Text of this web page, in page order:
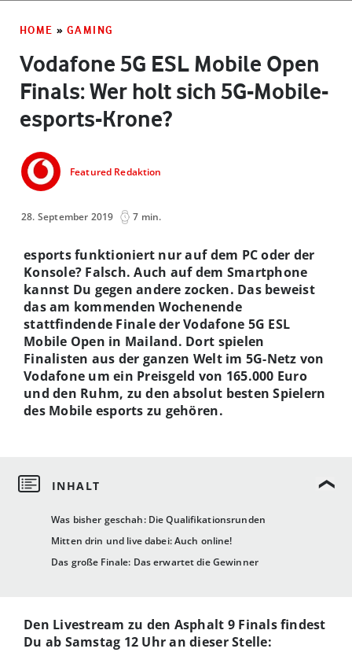
HOME » GAMING
Vodafone 5G ESL Mobile Open
Finals: Wer holt sich 5G-Mobile-
esports-Krone?
Featured Redaktion
28. September 2019 7 min.
Was bisher geschah: Die Qualifikationsrunden
Mitten drin und live dabei: Auch online!
Das große Finale: Das erwartet die Gewinner
esports funktioniert nur auf dem PC oder der
Konsole? Falsch. Auch auf dem Smartphone
kannst Du gegen andere zocken. Das beweist
das am kommenden Wochenende
stattfindende Finale der Vodafone 5G ESL
Mobile Open in Mailand. Dort spielen
Finalisten aus der ganzen Welt im 5G-Netz von
Vodafone um ein Preisgeld von 165.000 Euro
und den Ruhm, zu den absolut besten Spielern
des Mobile esports zu gehören.
Den Livestream zu den Asphalt 9 Finals findest
Du ab Samstag 12 Uhr an dieser Stelle: